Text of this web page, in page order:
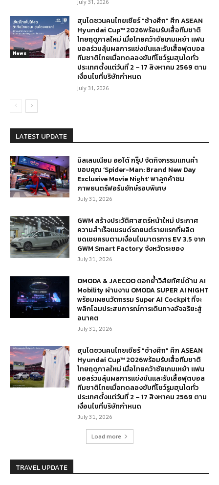
July 31, 2026
News
ฮุนไดชวนคนไทยเชียร์ “ช้างศึก” ศึก ASEAN
Hyundai Cup™ 2026พร้อมรับเสื้อทีมชาติ
ไทยฤดูกาลใหม่ เมื่อไทยคว้าชัยเกมเหย้า แฟน
บอลร่วมลุ้นผลการแข่งขันและรับเสื้อฟุตบอล
ทีมชาติไทยเมื่อทดลองขับที่โชว์รูมฮุนไดทั่ว
ประเทศตั้งแต่วันที่ 2 – 17 สิงหาคม 2569 ตาม
เงื่อนไขที่บริษัทกำหนด
July 31, 2026
LATEST UPDATE
มิลเลนเนียม ออโต้ กรุ๊ป จัดกิจกรรมแทนคำ
ขอบคุณ ‘Spider-Man: Brand New Day
Exclusive Movie Night’ พาลูกค้าชม
ภาพยนตร์ฟอร์มยักษ์รอบพิเศษ
July 31, 2026
GWM สร้างประวัติศาสตร์หน้าใหม่ ประกาศ
ความสำเร็จแบรนด์รถยนต์รายแรกที่ผลิต
ชดเชยครบตามเงื่อนไขมาตรการ EV 3.5 จาก
GWM Smart Factory จังหวัดระยอง
July 31, 2026
OMODA & JAECOO ตอกย้ำวิสัยทัศน์ด้าน AI
Mobility ผ่านงาน OMODA SUPER AI NIGHT
พร้อมเผยนวัตกรรม Super AI Cockpit ที่จะ
พลิกโฉมประสบการณ์การเดินทางอัจฉริยะสู่
อนาคต
July 31, 2026
ฮุนไดชวนคนไทยเชียร์ “ช้างศึก” ศึก ASEAN
Hyundai Cup™ 2026พร้อมรับเสื้อทีมชาติ
ไทยฤดูกาลใหม่ เมื่อไทยคว้าชัยเกมเหย้า แฟน
บอลร่วมลุ้นผลการแข่งขันและรับเสื้อฟุตบอล
ทีมชาติไทยเมื่อทดลองขับที่โชว์รูมฮุนไดทั่ว
ประเทศตั้งแต่วันที่ 2 – 17 สิงหาคม 2569 ตาม
เงื่อนไขที่บริษัทกำหนด
July 31, 2026
Load more
TRAVEL UPDATE